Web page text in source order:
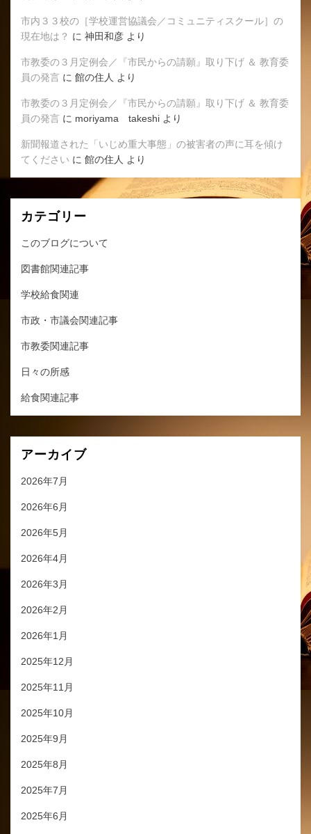
市内３３校の［学校運営協議会／コミュニティスクール］の
現在地は？ に 神田和彦 より
市教委の３月定例会／『市民からの請願』取り下げ ＆ 教育委
員の発言 に 館の住人 より
市教委の３月定例会／『市民からの請願』取り下げ ＆ 教育委
員の発言 に moriyama takeshi より
新聞報道された「いじめ重大事態」の被害者の声に耳を傾け
てください に 館の住人 より
カテゴリー
このブログについて
図書館関連記事
学校給食関連
市政・市議会関連記事
市教委関連記事
日々の所感
給食関連記事
アーカイブ
2026年7月
2026年6月
2026年5月
2026年4月
2026年3月
2026年2月
2026年1月
2025年12月
2025年11月
2025年10月
2025年9月
2025年8月
2025年7月
2025年6月